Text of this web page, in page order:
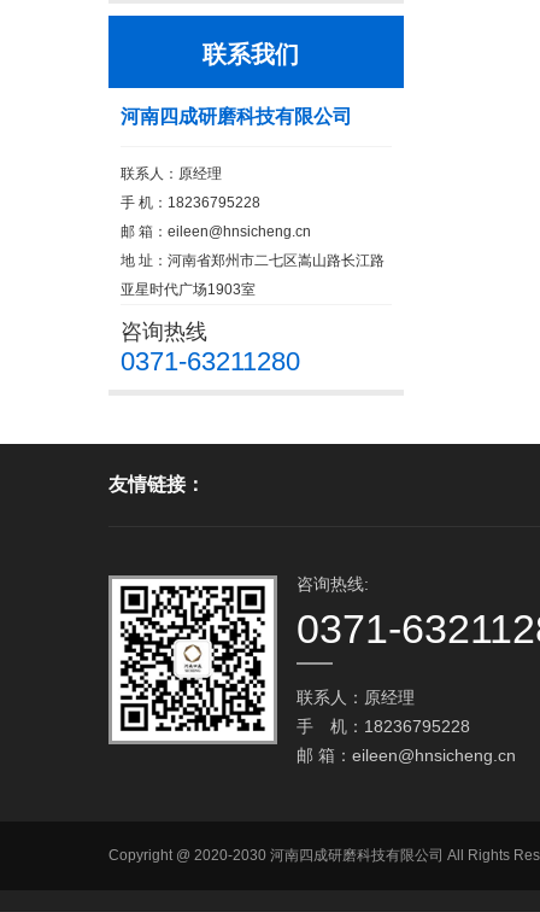
联系我们
河南四成研磨科技有限公司
联系人：原经理
手 机：18236795228
邮 箱： eileen@hnsicheng.cn
地 址：河南省郑州市二七区嵩山路长江路
亚星时代广场1903室
咨询热线
0371-63211280
友情链接：
咨询热线:
0371-
联系人：原经理
手 机：18236795228
邮 箱： eileen@hnsicheng.cn
Copyright @ 2020-2030 河南四成研磨科技有限公司 All Rights